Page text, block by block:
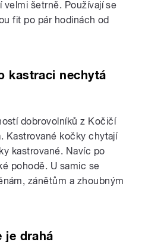
velmi šetrně. Používají se
fit po pár hodinách od
kastraci nechytá
dobrovolníků z Kočičí
Kastrované kočky chytají
kastrované. Navíc po
pohodě. U samic se
zánětům a zhoubným
je drahá